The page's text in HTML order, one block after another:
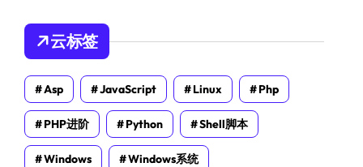
云标签
Asp JavaScript Linux Php
PHP进阶 Python Shell脚本
Windows Windows系统